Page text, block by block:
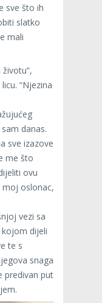
sve što ih
slatko
mali
“Njezina
danas.
sve izazove
me što
ovu
moj oslonac,
vezi sa
dijeli
te s
snaga
predivan put